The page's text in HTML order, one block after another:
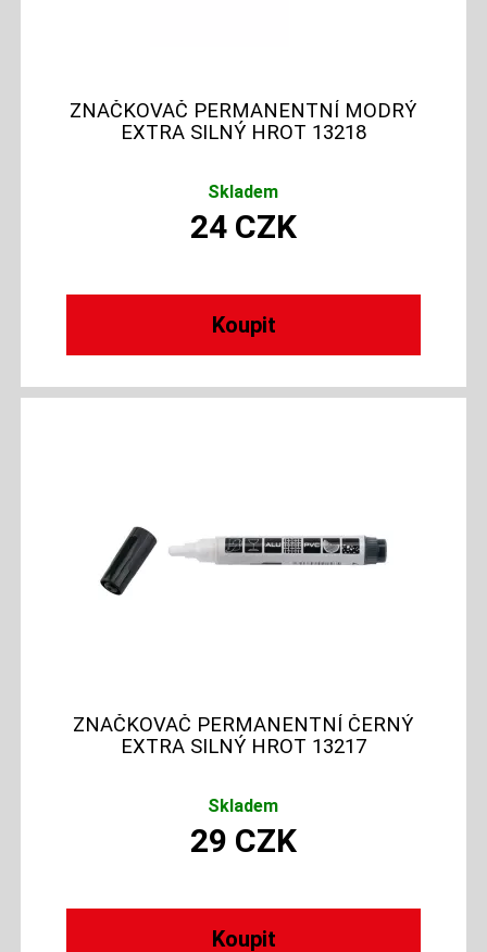
ZNAČKOVAČ PERMANENTNÍ MODRÝ
EXTRA SILNÝ HROT 13218
Skladem
24 CZK
ZNAČKOVAČ PERMANENTNÍ ČERNÝ
EXTRA SILNÝ HROT 13217
Skladem
29 CZK